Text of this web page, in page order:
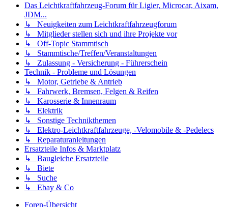
Das Leichtkraftfahrzeug-Forum für Ligier, Microcar, Aixam,
JDM...
↳ Neuigkeiten zum Leichtkraftfahrzeugforum
↳ Mitglieder stellen sich und ihre Projekte vor
↳ Off-Topic Stammtisch
↳ Stammtische/Treffen/Veranstaltungen
↳ Zulassung - Versicherung - Führerschein
Technik - Probleme und Lösungen
↳ Motor, Getriebe & Antrieb
↳ Fahrwerk, Bremsen, Felgen & Reifen
↳ Karosserie & Innenraum
↳ Elektrik
↳ Sonstige Technikthemen
↳ Elektro-Leichtkraftfahrzeuge, -Velomobile & -Pedelecs
↳ Reparaturanleitungen
Ersatzteile Infos & Marktplatz
↳ Baugleiche Ersatzteile
↳ Biete
↳ Suche
↳ Ebay & Co
Foren-Übersicht